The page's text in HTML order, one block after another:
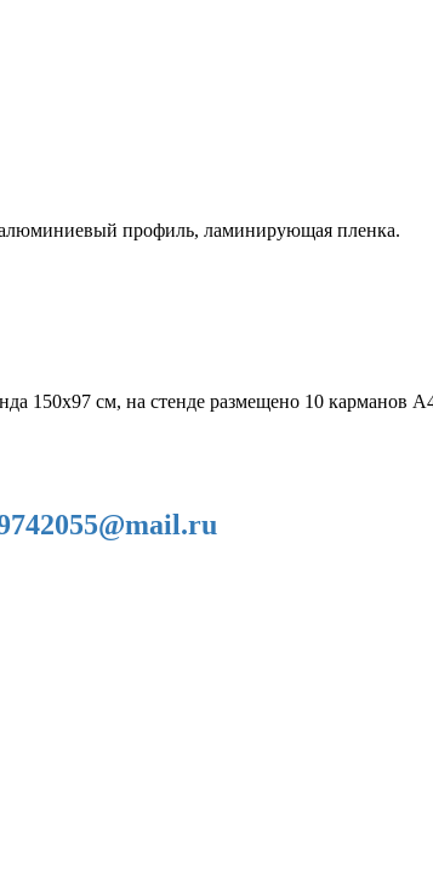
профиль, ламинирующая пленка.
150х97 см, на стенде размещено 10 карманов